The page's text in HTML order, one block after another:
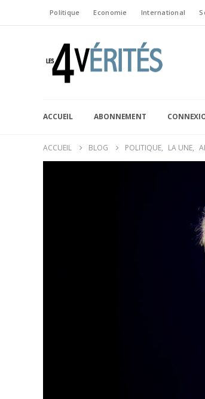
Politique Economie International
ACCUEIL ABONNEMENT
ACCUEIL BLOG POLITIQUE, LA UNE,